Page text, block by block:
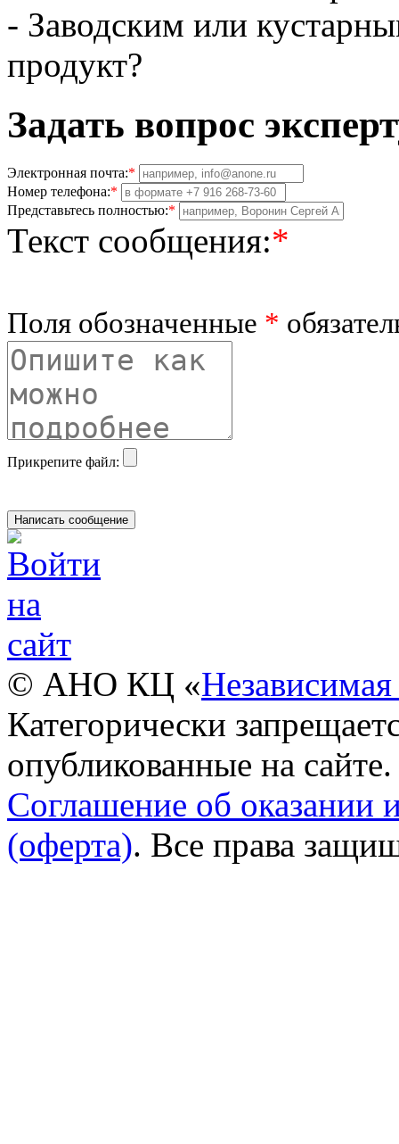
- Заводским или
продукт?
Задать вопрос
Электронная почта:*
Номер телефона:*
Представьтесь полностью:*
Текст сообщения:*
Поля обозначенные *
Прикрепите файл:
© АНО КЦ «Независимая
Категорически
опубликованные на сайте.
Соглашение об оказании
(оферта). Все права